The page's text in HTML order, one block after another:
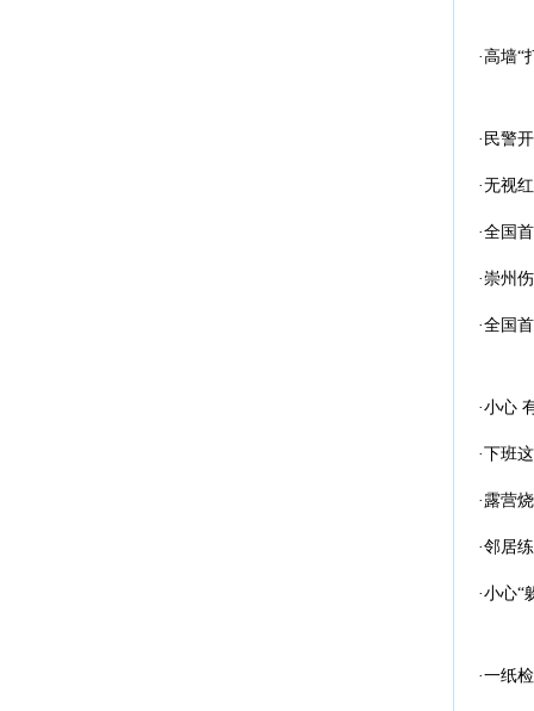
·高墙“
·民警
·无视
·全国
·崇州
·全国
·小心
·下班
·露营
·邻居
·小心“
·一纸